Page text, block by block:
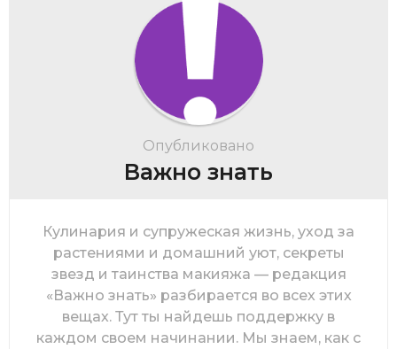
Опубликовано
Важно знать
Кулинария и супружеская жизнь, уход за
растениями и домашний уют, секреты
звезд и таинства макияжа — редакция
«Важно знать» разбирается во всех этих
вещах. Тут ты найдешь поддержку в
каждом своем начинании. Мы знаем, как с